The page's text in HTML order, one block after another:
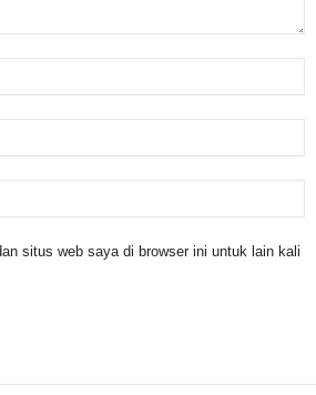
situs web saya di browser ini untuk lain kali